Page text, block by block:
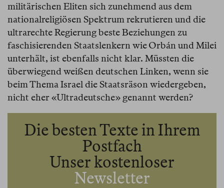
militärischen Eliten sich zunehmend aus dem
nationalreligiösen Spektrum rekrutieren und die
ultrarechte Regierung beste Beziehungen zu
faschisierenden Staatslenkern wie Orbán und Milei
unterhält, ist ebenfalls nicht klar. Müssten die
überwiegend weißen deutschen Linken, wenn sie
beim Thema Israel die Staatsräson wiedergeben,
nicht eher «Ultradeutsche» genannt werden?
Die besten Texte in Ihrem
Postfach
Unser kostenloser
Newsletter